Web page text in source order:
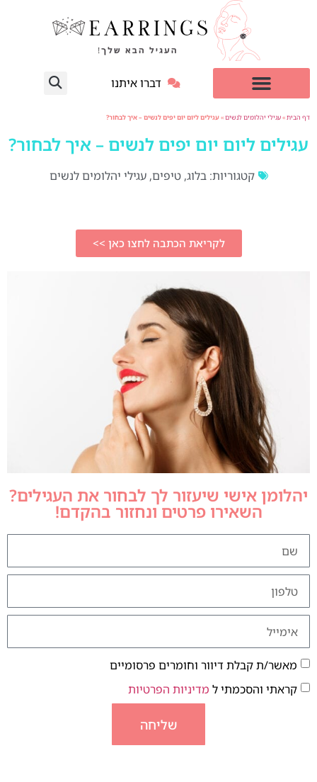
דברו איתנו
דף הבית»עגילי יהלומים לנשים»עגילים ליום יום יפים לנשים – איך לבחור?
עגילים ליום יום יפים לנשים – איך לבחור?
קטגוריות: בלוג,טיפים,עגילי יהלומים לנשים
לקריאת הכתבה לחצו כאן >>
יהלומן אישי שיעזור לך לבחור את העגילים?
השאירו פרטים ונחזור בהקדם!
מאשר/ת קבלת דיוור וחומרים פרסומיים
קראתי והסכמתי ל מדיניות הפרטיות
שליחה